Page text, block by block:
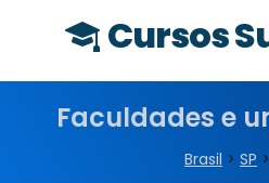
Cursos
Faculdades e
Brasil > SP >